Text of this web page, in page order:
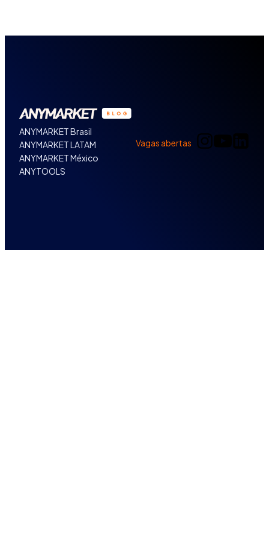
ANYMARKET Brasil
ANYMARKET LATAM
ANYMARKET México
ANYTOOLS
Vagas abertas